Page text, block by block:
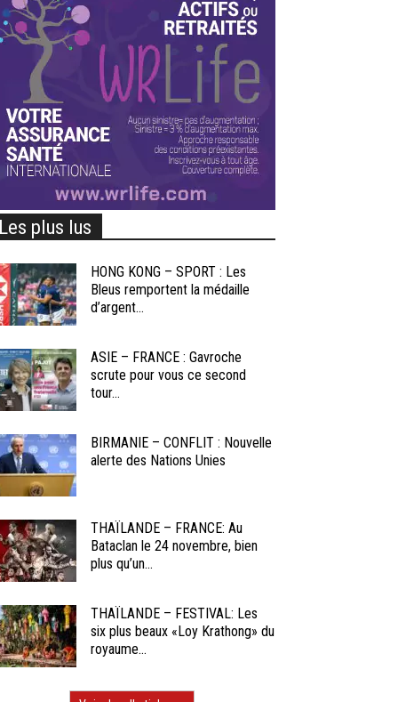
Les plus lus
HONG KONG – SPORT : Les
Bleus remportent la médaille
d’argent...
ASIE – FRANCE : Gavroche
scrute pour vous ce second
tour...
BIRMANIE – CONFLIT : Nouvelle
alerte des Nations Unies
THAÏLANDE – FRANCE: Au
Bataclan le 24 novembre, bien
plus qu’un...
THAÏLANDE – FESTIVAL: Les
six plus beaux «Loy Krathong» du
royaume...